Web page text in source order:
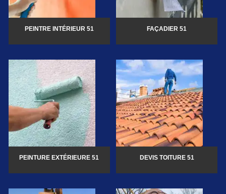
PEINTRE INTÉRIEUR 51 FAÇADIER 51
PEINTURE EXTÉRIEURE 51 DEVIS TOITURE 51